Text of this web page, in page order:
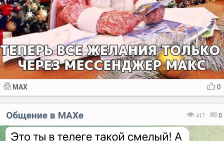
0
MAX
417 0
Общение в MAXе